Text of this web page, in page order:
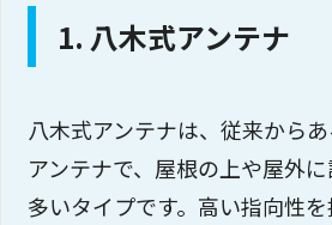
1. 八木式アンテナ
八木式アンテナは、従来から
アンテナで、屋根の上や屋外
多いタイプです。高い指向性